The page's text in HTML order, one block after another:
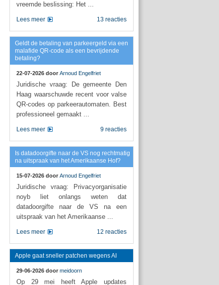
vreemde beslissing: Het ...
13 reacties
Lees meer
Geldt de betaling van parkeergeld via een
malafide QR-code als een bevrijdende
betaling?
22-07-2026 door Arnoud Engelfriet
Juridische vraag: De gemeente Den
Haag waarschuwde recent voor valse
QR-codes op parkeerautomaten. Best
professioneel gemaakt ...
9 reacties
Lees meer
Is datadoorgifte naar de VS nog rechtmatig
na uitspraak van het Amerikaanse Hof?
15-07-2026 door Arnoud Engelfriet
Juridische vraag: Privacyorganisatie
noyb liet onlangs weten dat
datadoorgifte naar de VS na een
uitspraak van het Amerikaanse ...
12 reacties
Lees meer
Apple gaat sneller patchen wegens AI
29-06-2026 door meidoorn
Op 29 mei heeft Apple updates